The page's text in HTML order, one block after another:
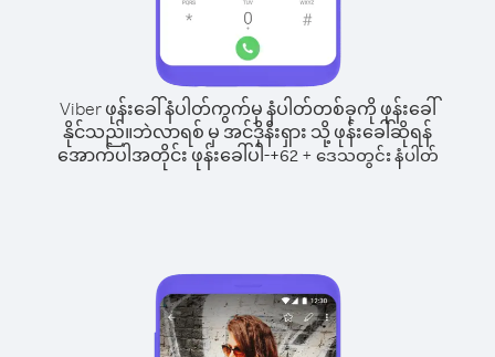
Viber ဖုန်းခေါ်နံပါတ်ကွက်မှ နံပါတ်တစ်ခုကို ဖုန်းခေါ်
နိုင်သည်။ဘဲလာရစ် မှ အင်ဒိုနီးရှား သို့ ဖုန်းခေါ်ဆိုရန်
အောက်ပါအတိုင်း ဖုန်းခေါ်ပါ-+62+ ဒေသတွင်း နံပါတ်